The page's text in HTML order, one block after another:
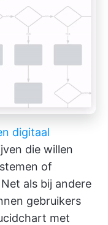
digitaal
die willen
of
als bij andere
gebruikers
met